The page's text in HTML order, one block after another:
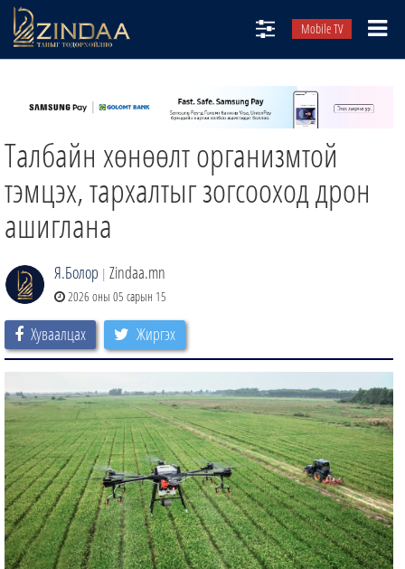
Mobile TV
ТВ8
ӨГЛӨӨНИЙ СОНИН
ЗИНДАА СЭТГҮҮЛ
Талбайн хөнөөлт организмтой
тэмцэх, тархалтыг зогсооход дрон
ашиглана
Я.Болор | Zindaa.mn
2026 оны 05 сарын 15
Хуваалцах Жиргэх